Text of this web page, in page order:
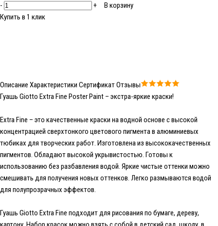
-
+
В корзину
Купить в 1 клик
Описание Характеристики СертификатОтзывы
Гуашь Giotto Extra Fine Poster Paint – экстра-яркие краски!
Extra Fine – это качественные краски на водной основе с высокой
концентрацией сверхтонкого цветового пигмента в алюминиевых
тюбиках для творческих работ. Изготовлена из высококачественных
пигментов. Обладают высокой укрывистостью. Готовы к
использованию без разбавления водой. Яркие чистые оттенки можно
смешивать для получения новых оттенков. Легко размываются водой
для полупрозрачных эффектов.
Гуашь Giotto Extra Fine подходит для рисования по бумаге, дереву,